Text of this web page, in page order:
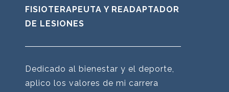
FISIOTERAPEUTA Y READAPTADOR
DE LESIONES
Dedicado al bienestar y el deporte,
aplico los valores de mi carrera